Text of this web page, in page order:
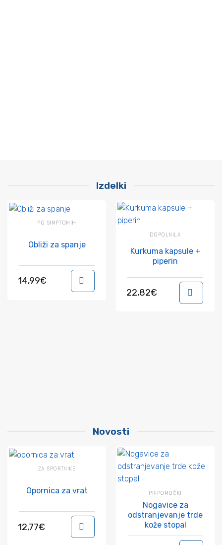
Izdelki
PO SIMPTOMIH
Obliži za spanje
14,99€
DOPOLNILA
Kurkuma kapsule +
piperin
22,82€
Novosti
ZA ŠPORTNIKE
Opornica za vrat
12,77€ V košarico
PRIPOMOČKI
Nogavice za
odstranjevanje trde
kože stopal